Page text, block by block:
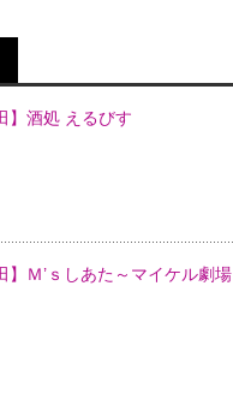
】酒処 えるびす
】Ｍ’ｓしあた～マイケル劇場